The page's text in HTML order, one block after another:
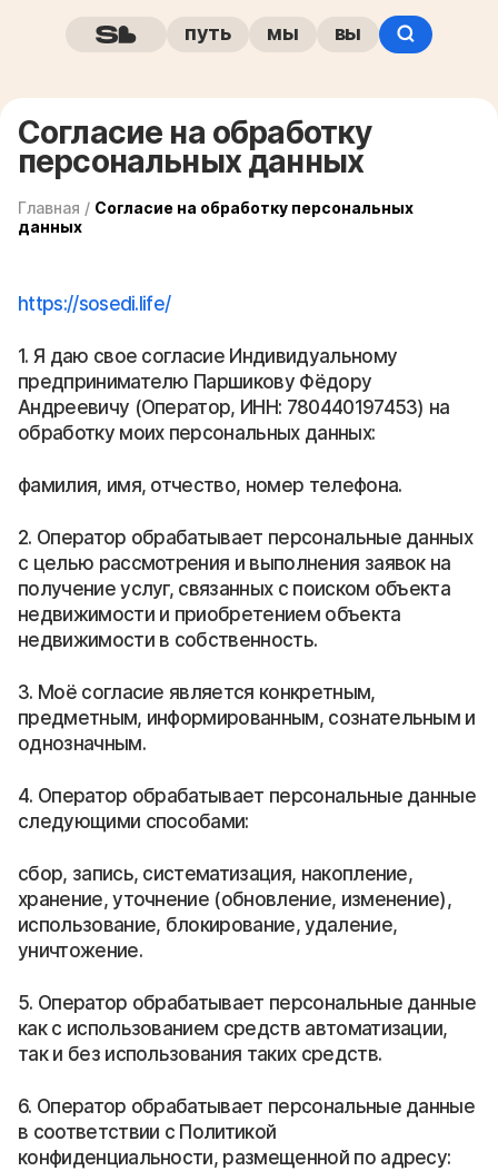
путь мы вы
Согласие на обработку
персональных данных
Главная / Согласие на обработку персональных
данных
https://sosedi.life/
1. Я даю свое согласие Индивидуальному
предпринимателю Паршикову Фёдору
Андреевичу (Оператор, ИНН: 780440197453) на
обработку моих персональных данных:
фамилия, имя, отчество, номер телефона.
2. Оператор обрабатывает персональные данных
с целью рассмотрения и выполнения заявок на
получение услуг, связанных с поиском объекта
недвижимости и приобретением объекта
недвижимости в собственность.
3. Моё согласие является конкретным,
предметным, информированным, сознательным и
однозначным.
4. Оператор обрабатывает персональные данные
следующими способами:
сбор, запись, систематизация, накопление,
хранение, уточнение (обновление, изменение),
использование, блокирование, удаление,
уничтожение.
5. Оператор обрабатывает персональные данные
как с использованием средств автоматизации,
так и без использования таких средств.
6. Оператор обрабатывает персональные данные
в соответствии с Политикой
конфиденциальности, размещенной по адресу: